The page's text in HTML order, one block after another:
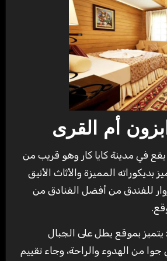
أم القرى
يقع في مدينة كايا كار وهو قريب من
بديكوراته المميزة والأثاث الأنيق
للفندق من أفضل الفنادق من
بموقع يطل على الجبال
من الهدوء والراحة، وجاء تقييم